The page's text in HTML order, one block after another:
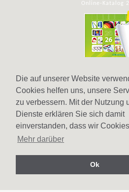
Die auf unserer Website
Cookies helfen uns, unsere
zu verbessern. Mit der Nutzung
Dienste erklären Sie sich damit
einverstanden, dass wir
Mehr darüber
Ok
Online-Katalog
Hinweis
Wir verkaufenWerbeartikel ,Werbegeschenkeund
in Wien,